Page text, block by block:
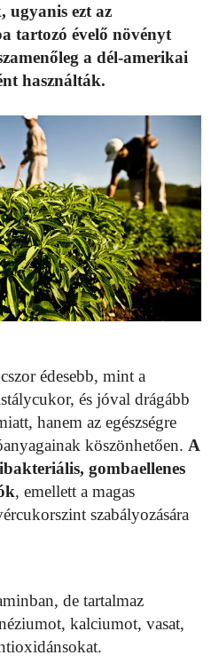
ugyanis ezt az
tartozó évelő növényt
a dél-amerikai
használták.
édesebb, mint a
és jóval drágább
hanem az egészségre
köszönhetően. A
gombaellenes
, emellett a magas
szabályozására
de tartalmaz
kalciumot, vasat,